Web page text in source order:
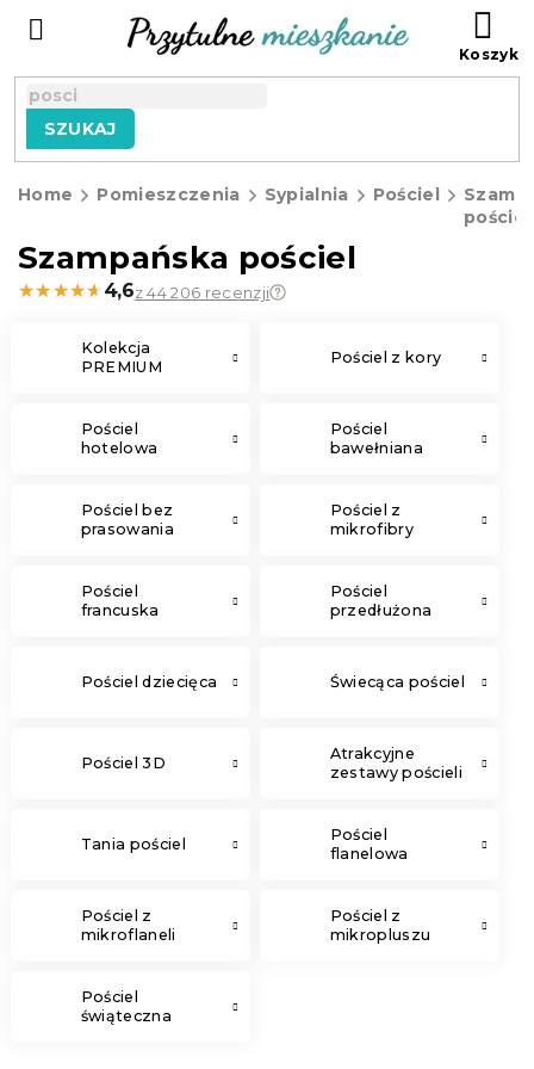
SZUKAJ
Home Pomieszczenia Sypialnia Pościel
pościel
Szampańska pościel
★★★★★
★★★★★ 4,6z 44 206 recenzji
Kolekcja
PREMIUM
Pościel z kory
Pościel
hotelowa
Pościel
bawełniana
Pościel bez
prasowania
Pościel z
mikrofibry
Pościel
francuska
Pościel
przedłużona
Pościel dziecięca Świecąca pościel
Pościel 3D
Atrakcyjne
zestawy pościeli
Tania pościel
Pościel
flanelowa
Pościel z
mikroflaneli
Pościel z
mikropluszu
Pościel
świąteczna